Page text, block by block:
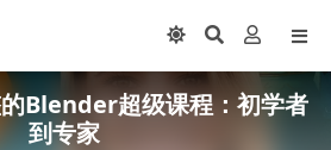
Blender超级课程：初学者
到专家